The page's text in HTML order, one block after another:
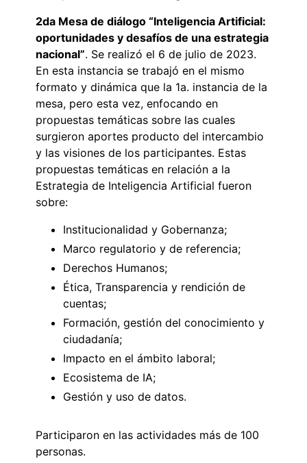
2da Mesa de diálogo “Inteligencia Artificial:
oportunidades y desafíos de una estrategia
nacional”. Se realizó el 6 de julio de 2023.
En esta instancia se trabajó en el mismo
formato y dinámica que la 1a. instancia de la
mesa, pero esta vez, enfocando en
propuestas temáticas sobre las cuales
surgieron aportes producto del intercambio
y las visiones de los participantes. Estas
propuestas temáticas en relación a la
Estrategia de Inteligencia Artificial fueron
sobre:
Institucionalidad y Gobernanza;
Marco regulatorio y de referencia;
Derechos Humanos;
Ética, Transparencia y rendición de
cuentas;
Formación, gestión del conocimiento y
ciudadanía;
Impacto en el ámbito laboral;
Ecosistema de IA;
Gestión y uso de datos.
Participaron en las actividades más de 100
personas.